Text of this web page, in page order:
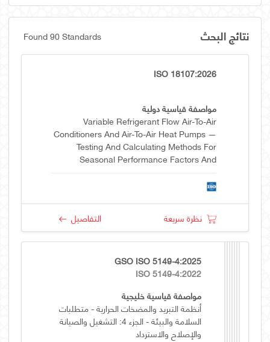
نتائج البحث Found 90 Standards
ISO 18107:2026
مواصفة قياسية دولية
Variable Refrigerant Flow Air-To-Air
Conditioners And Air-To-Air Heat Pumps —
Testing And Calculating Methods For
Seasonal Performance Factors And
نظرة سريعة التفاصيل
GSO ISO 5149-4:2025
ISO 5149-4:2022
مواصفة قياسية خليجية
أنظمة التبريد والمضخات الحرارية - متطلبات
السلامة والبيئة - الجزء 4: التشغيل والصيانة
والإصلاح والاسترداد